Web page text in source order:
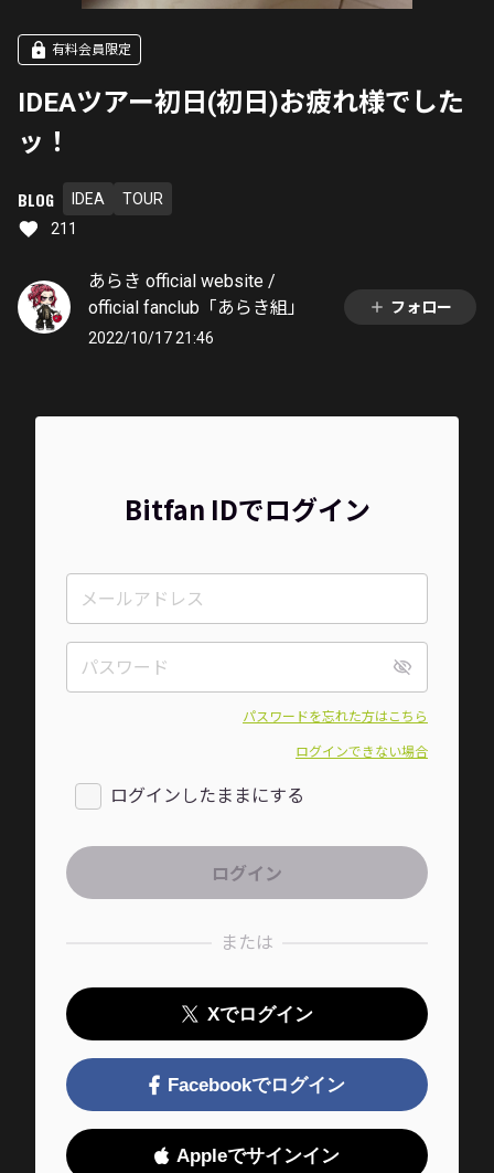
有料会員限定
IDEAツアー初日(初日)お疲れ様でした
ッ！
BLOG IDEA
TOUR
211
あらき official website /
official fanclub「あらき組」
2022/10/17 21:46
フォロー
Bitfan IDでログイン
パスワードを忘れた方はこちら
ログインできない場合
ログインしたままにする
または
Xでログイン
Facebookでログイン
Appleでサインイン